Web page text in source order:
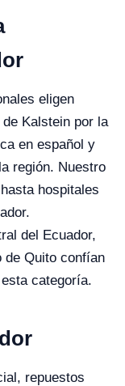
eligen
Kalstein por la
en español y
región. Nuestro
hospitales
del Ecuador,
de Quito confían
categoría.
repuestos